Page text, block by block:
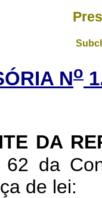
No
DA
da
de lei: